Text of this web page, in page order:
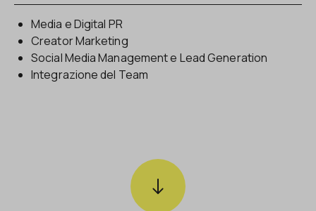
Media e Digital PR
Creator Marketing
Social Media Management e Lead Generation
Integrazione del Team